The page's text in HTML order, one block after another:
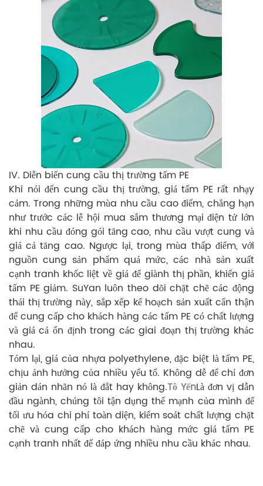
IV. Diễn biến cung cầu thị trường tấm PE
Khi nói đến cung cầu thị trường, giá tấm PE rất nhạy
cảm. Trong những mùa nhu cầu cao điểm, chẳng hạn
như trước các lễ hội mua sắm thương mại điện tử lớn
khi nhu cầu đóng gói tăng cao, nhu cầu vượt cung và
giá cả tăng cao. Ngược lại, trong mùa thấp điểm, với
nguồn cung sản phẩm quá mức, các nhà sản xuất
cạnh tranh khốc liệt về giá để giành thị phần, khiến giá
tấm PE giảm. SuYan luôn theo dõi chặt chẽ các động
thái thị trường này, sắp xếp kế hoạch sản xuất cẩn thận
để cung cấp cho khách hàng các tấm PE có chất lượng
và giá cả ổn định trong các giai đoạn thị trường khác
nhau.
Tóm lại, giá của nhựa polyethylene, đặc biệt là tấm PE,
chịu ảnh hưởng của nhiều yếu tố. Không dễ để chỉ đơn
giản dán nhãn nó là đắt hay không.Tô YếnLà đơn vị dẫn
đầu ngành, chúng tôi tận dụng thế mạnh của mình để
tối ưu hóa chi phí toàn diện, kiểm soát chất lượng chặt
chẽ và cung cấp cho khách hàng mức giá tấm PE
cạnh tranh nhất để đáp ứng nhiều nhu cầu khác nhau.